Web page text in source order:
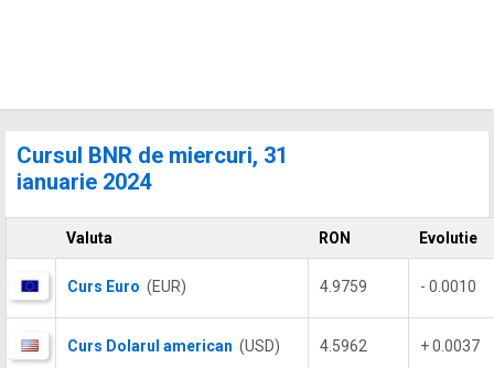
Cursul BNR de miercuri, 31
ianuarie 2024
Valuta RON Evolutie
Curs Euro (EUR) 4.9759 - 0.0010
Curs Dolarul american (USD) 4.5962 + 0.0037